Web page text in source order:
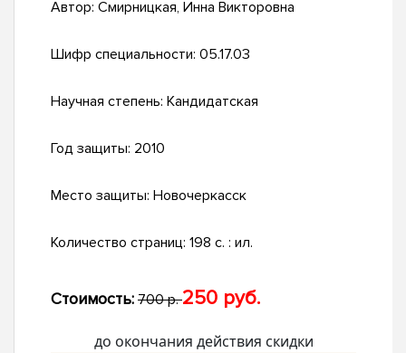
Автор: Смирницкая, Инна Викторовна
Шифр специальности: 05.17.03
Научная степень: Кандидатская
Год защиты: 2010
Место защиты: Новочеркасск
Количество страниц: 198 с. : ил.
Стоимость: 700 р.250 руб.
до окончания действия скидки